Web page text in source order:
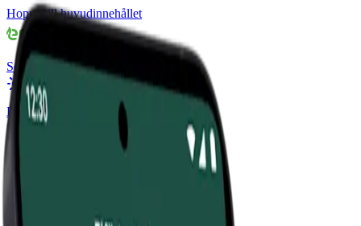
Hoppa till huvudinnehållet
Solceller
Solceller
Solcellspaket
Batteri
Utforska batterier
Värmepump
Mer